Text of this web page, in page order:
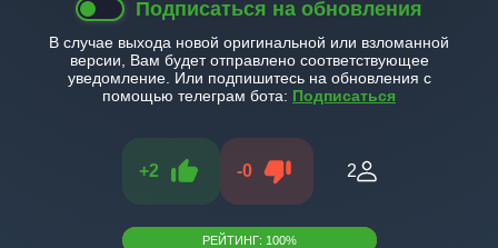
Подписаться на обновления
В случае выхода новой оригинальной или взломанной
версии, Вам будет отправлено соответствующее
уведомление. Или подпишитесь на обновления с
помощью телеграм бота: Подписаться
+2 -0 2
РЕЙТИНГ: 100%